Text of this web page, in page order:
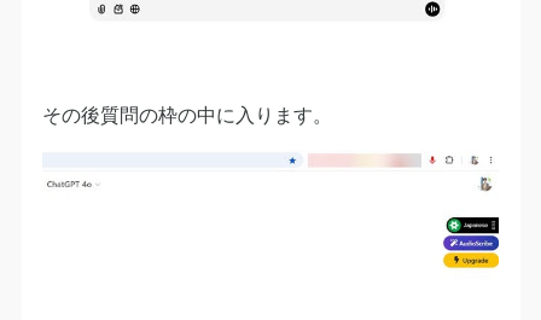
その後質問の枠の中に入ります。